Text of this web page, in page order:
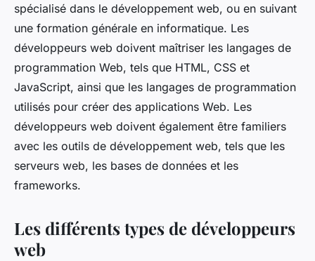
spécialisé dans le développement web, ou en suivant
une formation générale en informatique. Les
développeurs web doivent maîtriser les langages de
programmation Web, tels que HTML, CSS et
JavaScript, ainsi que les langages de programmation
utilisés pour créer des applications Web. Les
développeurs web doivent également être familiers
avec les outils de développement web, tels que les
serveurs web, les bases de données et les
frameworks.
Les différents types de développeurs
web